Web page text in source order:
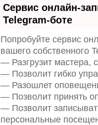
Сервис онлайн-
Telegram-боте
Попробуйте сервис
вашего собственного
— Разгрузит мастера,
— Позволит гибко
— Разошлет
— Позволит принять
— Позволит
персональные